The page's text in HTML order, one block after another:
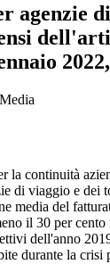
agenzie
la continuità
di viaggio e dei
media del
il 30 per cento
dell'anno
durante la